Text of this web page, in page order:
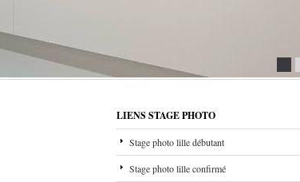
LIENS STAGE PHOTO
Stage photo lille débutant
Stage photo lille confirmé